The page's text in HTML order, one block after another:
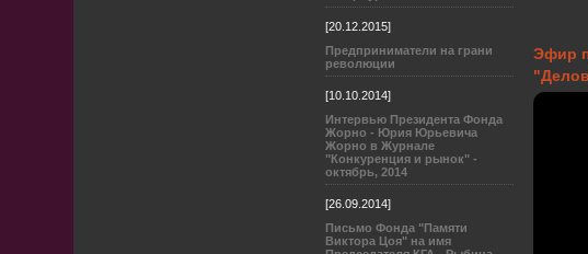
[20.12.2015]
Предприниматели на грани
революции
[10.10.2014]
Интервью Президента Фонда
Жорно - Юрия Юрьевича
Жорно в Журнале
"Конкуренция и рынок" -
октябрь, 2014
[26.09.2014]
Письмо Фонда "Памяти
Виктора Цоя" на имя
Эфир